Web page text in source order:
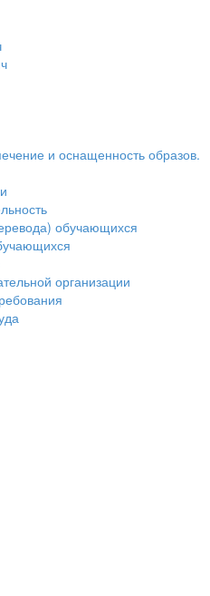
и оснащенность образов.
обучающихся
организации